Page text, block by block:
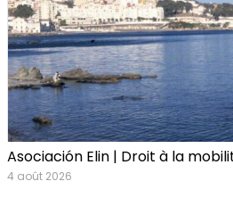
Asociación Elin | Droit à la
4 août 2026